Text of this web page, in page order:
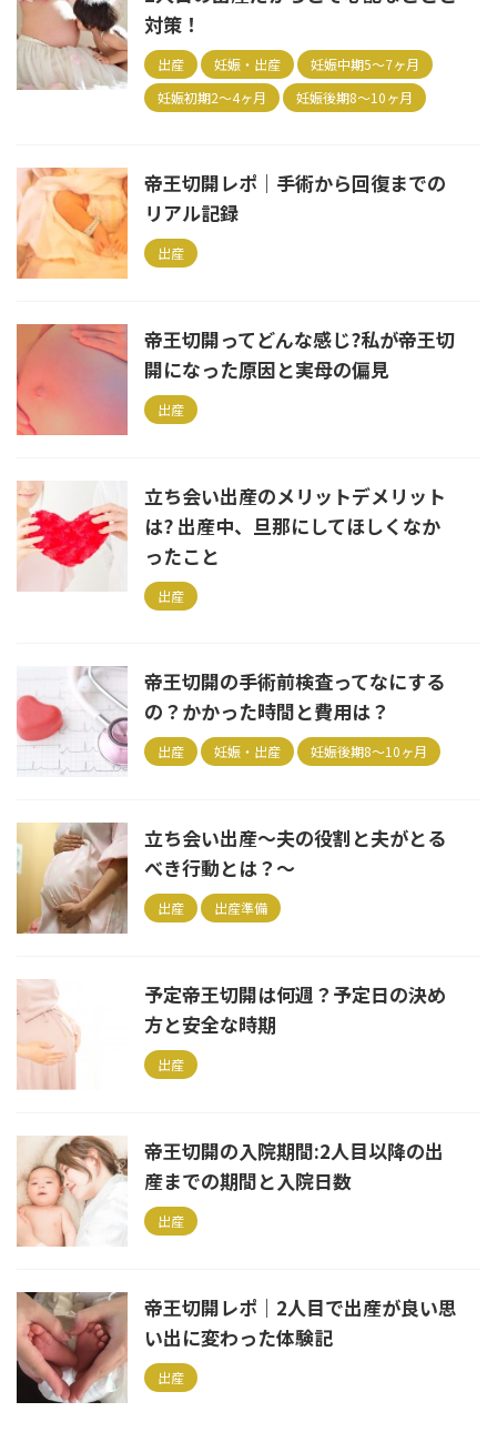
対策！
出産 妊娠・出産
妊娠中期5～7ヶ月
妊娠初期2～4ヶ月
妊娠後期8～10ヶ月
帝王切開レポ｜手術から回復までの
リアル記録
出産
帝王切開ってどんな感じ?私が帝王切
開になった原因と実母の偏見
出産
立ち会い出産のメリットデメリット
は? 出産中、旦那にしてほしくなか
ったこと
出産
帝王切開の手術前検査ってなにする
の？かかった時間と費用は？
出産 妊娠・出産 妊娠後期8～10ヶ月
立ち会い出産～夫の役割と夫がとる
べき行動とは？～
出産 出産準備
予定帝王切開は何週？予定日の決め
方と安全な時期
出産
帝王切開の入院期間:2人目以降の出
産までの期間と入院日数
出産
帝王切開レポ｜2人目で出産が良い思
い出に変わった体験記
出産